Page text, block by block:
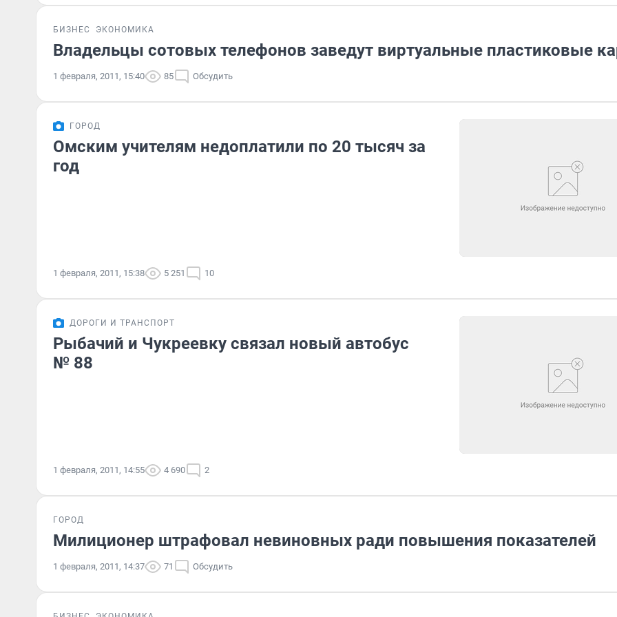
БИЗНЕС ЭКОНОМИКА
Владельцы сотовых телефонов заведут виртуальные пластиковые
1 февраля, 2011, 15:40 85 Обсудить
ГОРОД
Омским учителям недоплатили по 20 тысяч за
год
1 февраля, 2011, 15:38 5 251 10
ДОРОГИ И ТРАНСПОРТ
Рыбачий и Чукреевку связал новый автобус
№ 88
1 февраля, 2011, 14:55 4 690 2
ГОРОД
Милиционер штрафовал невиновных ради повышения показателей
1 февраля, 2011, 14:37 71 Обсудить